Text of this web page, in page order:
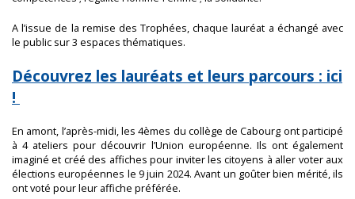
A l’issue de la remise des Trophées, chaque lauréat a échangé avec
le public sur 3 espaces thématiques.
Découvrez les lauréats et leurs parcours : ici
!
En amont, l’après-midi, les 4èmes du collège de Cabourg ont participé
à 4 ateliers pour découvrir l’Union européenne. Ils ont également
imaginé et créé des affiches pour inviter les citoyens à aller voter aux
élections européennes le 9 juin 2024. Avant un goûter bien mérité, ils
ont voté pour leur affiche préférée.